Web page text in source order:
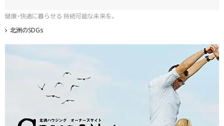
健康・快適に暮らせる 持続可能な未来を。
北洲のSDGs